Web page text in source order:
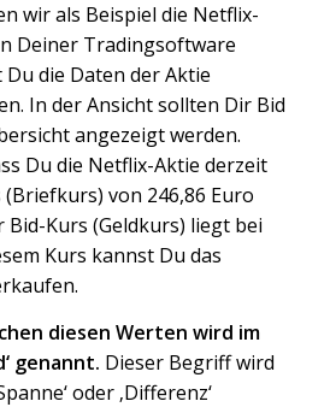
wir als Beispiel die Netflix-
Deiner Tradingsoftware
Du die Daten der Aktie
In der Ansicht sollten Dir Bid
angezeigt werden.
Du die Netflix-Aktie derzeit
von 246,86 Euro
Kurs (Geldkurs) liegt bei
Kurs kannst Du das
diesen Werten wird im
genannt. Dieser Begriff wird
oder ‚Differenz‘